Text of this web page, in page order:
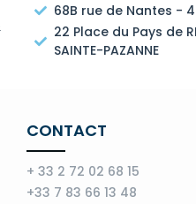
68B rue de Nantes -
22 Place du Pays de
SAINTE-PAZANNE
CONTACT
+ 33 2 72 02 68 15
+33 7 83 66 13 48